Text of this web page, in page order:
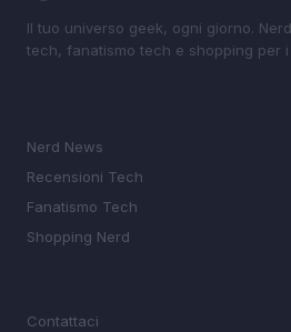
Il tuo universo geek, ogni giorno.
tech, fanatismo tech e shopping per
Nerd News
Recensioni Tech
Fanatismo Tech
Shopping Nerd
Contattaci